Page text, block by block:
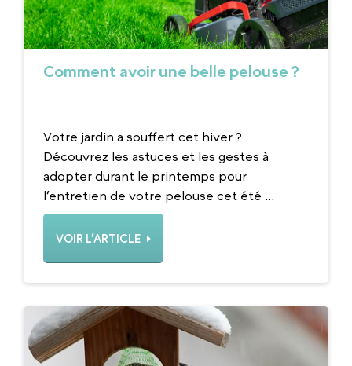
Comment avoir une belle pelouse ?
Votre jardin a souffert cet hiver ?
Découvrez les astuces et les gestes à
adopter durant le printemps pour
l’entretien de votre pelouse cet été ...
VOIR L’ARTICLE